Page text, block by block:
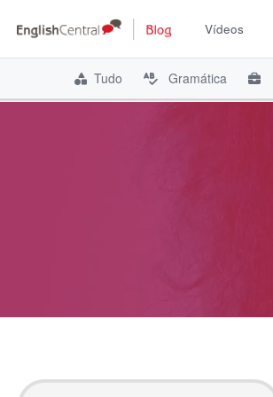
Vídeos
Tudo Gramática